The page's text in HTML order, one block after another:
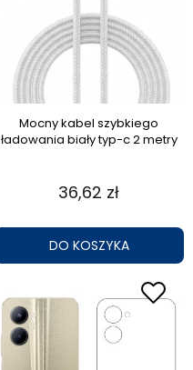
Mocny kabel szybkiego
ładowania biały typ-c 2 metry
36,62 zł
DO KOSZYKA